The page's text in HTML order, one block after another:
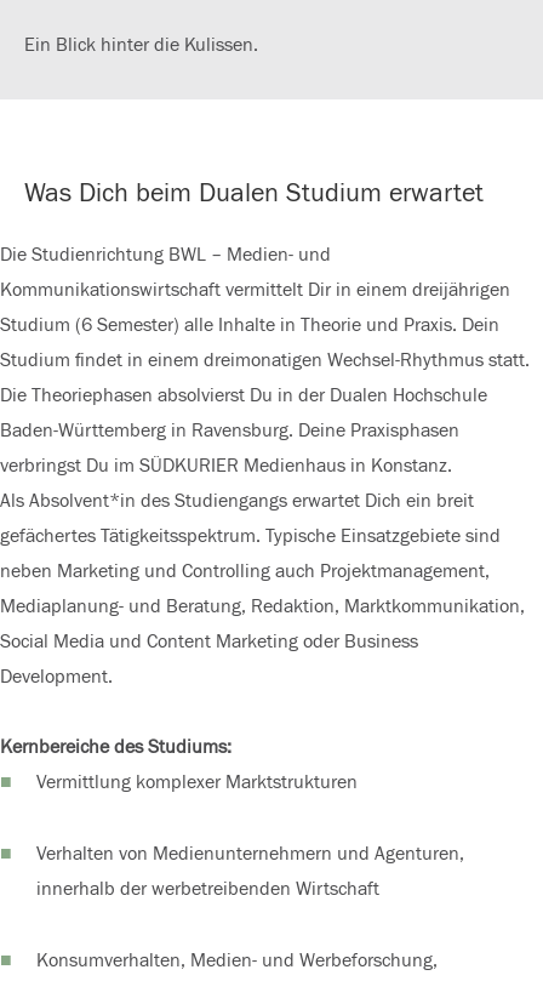
Ein Blick hinter die Kulissen.
Was Dich beim Dualen Studium erwartet
Die Studienrichtung BWL – Medien- und
Kommunikationswirtschaft vermittelt Dir in einem dreijährigen
Studium (6 Semester) alle Inhalte in Theorie und Praxis. Dein
Studium findet in einem dreimonatigen Wechsel-Rhythmus statt.
Die Theoriephasen absolvierst Du in der Dualen Hochschule
Baden-Württemberg in Ravensburg. Deine Praxisphasen
verbringst Du im SÜDKURIER Medienhaus in Konstanz.
Als Absolvent*in des Studiengangs erwartet Dich ein breit
gefächertes Tätigkeitsspektrum. Typische Einsatzgebiete sind
neben Marketing und Controlling auch Projektmanagement,
Mediaplanung- und Beratung, Redaktion, Marktkommunikation,
Social Media und Content Marketing oder Business
Development.
Kernbereiche des Studiums:
Vermittlung komplexer Marktstrukturen
Verhalten von Medienunternehmern und Agenturen,
innerhalb der werbetreibenden Wirtschaft
Konsumverhalten, Medien- und Werbeforschung,